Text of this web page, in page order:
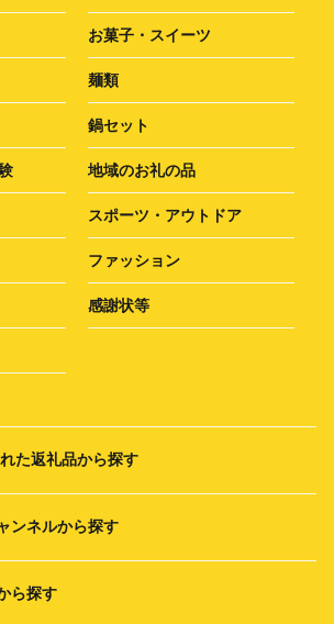
お菓子・スイーツ
麺類
鍋セット
地域のお礼の品
スポーツ・アウトドア
ファッション
感謝状等
た返礼品から探す
ンネルから探す
ら探す